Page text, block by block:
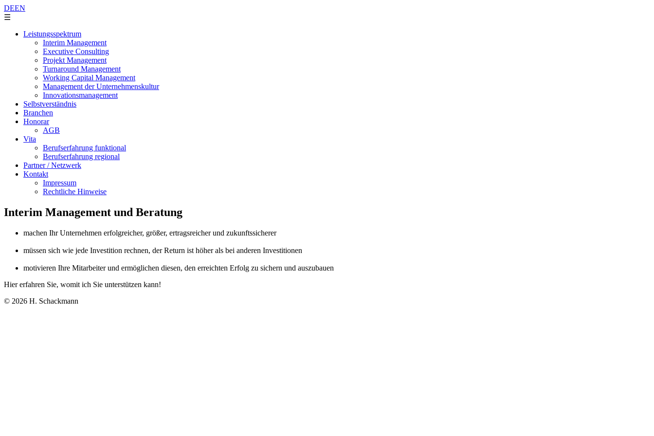
DEEN
☰
Leistungsspektrum
Interim Management
Executive Consulting
Projekt Management
Turnaround Management
Working Capital Management
Management der Unternehmenskultur
Innovationsmanagement
Selbstverständnis
Branchen
Honorar
AGB
Vita
Berufserfahrung funktional
Berufserfahrung regional
Partner / Netzwerk
Kontakt
Impressum
Rechtliche Hinweise
Interim Management und Beratung
machen Ihr Unternehmen erfolgreicher, größer, ertragsreicher und zukunftssicherer
müssen sich wie jede Investition rechnen, der Return ist höher als bei anderen Investitionen
motivieren Ihre Mitarbeiter und ermöglichen diesen, den erreichten Erfolg zu sichern und auszubauen
Hier erfahren Sie, womit ich Sie unterstützen kann!
© 2026 H. Schackmann